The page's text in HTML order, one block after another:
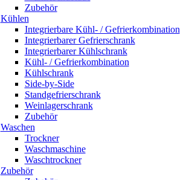
Zubehör
Kühlen
Integrierbare Kühl- / Gefrierkombination
Integrierbarer Gefrierschrank
Integrierbarer Kühlschrank
Kühl- / Gefrierkombination
Kühlschrank
Side-by-Side
Standgefrierschrank
Weinlagerschrank
Zubehör
Waschen
Trockner
Waschmaschine
Waschtrockner
Zubehör